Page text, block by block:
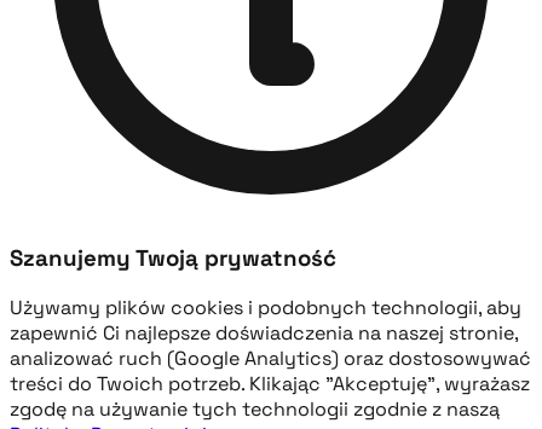
Szanujemy Twoją prywatność
Używamy plików cookies i podobnych technologii, aby
zapewnić Ci najlepsze doświadczenia na naszej stronie,
analizować ruch (Google Analytics) oraz dostosowywać
treści do Twoich potrzeb. Klikając "Akceptuję", wyrażasz
zgodę na używanie tych technologii zgodnie z naszą